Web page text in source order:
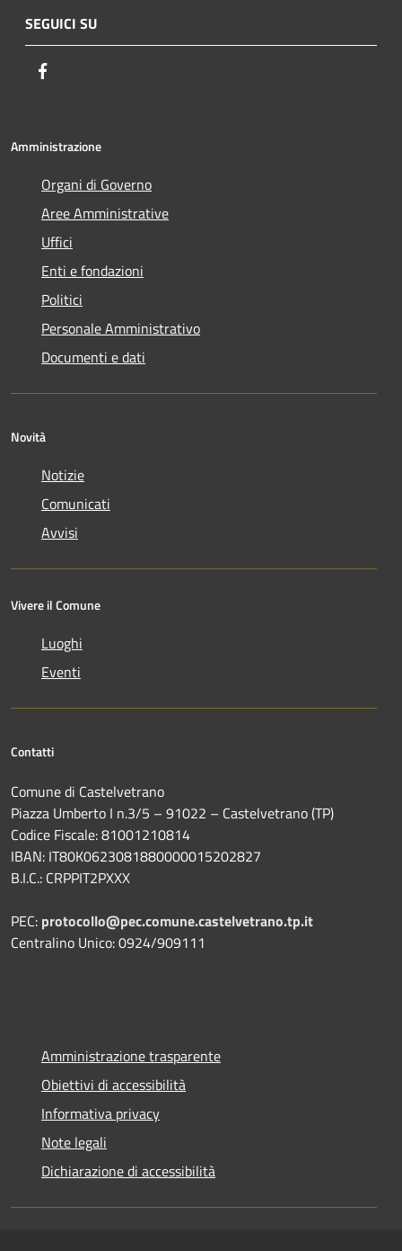
SEGUICI SU
Amministrazione
Organi di Governo
Aree Amministrative
Uffici
Enti e fondazioni
Politici
Personale Amministrativo
Documenti e dati
Novità
Notizie
Comunicati
Avvisi
Vivere il Comune
Luoghi
Eventi
Contatti
Comune di Castelvetrano
Piazza Umberto I n.3/5 – 91022 – Castelvetrano (TP)
Codice Fiscale: 81001210814
IBAN: IT80K0623081880000015202827
B.I.C.: CRPPIT2PXXX
PEC: protocollo@pec.comune.castelvetrano.tp.it
Centralino Unico: 0924/909111
Amministrazione trasparente
Obiettivi di accessibilità
Informativa privacy
Note legali
Dichiarazione di accessibilità